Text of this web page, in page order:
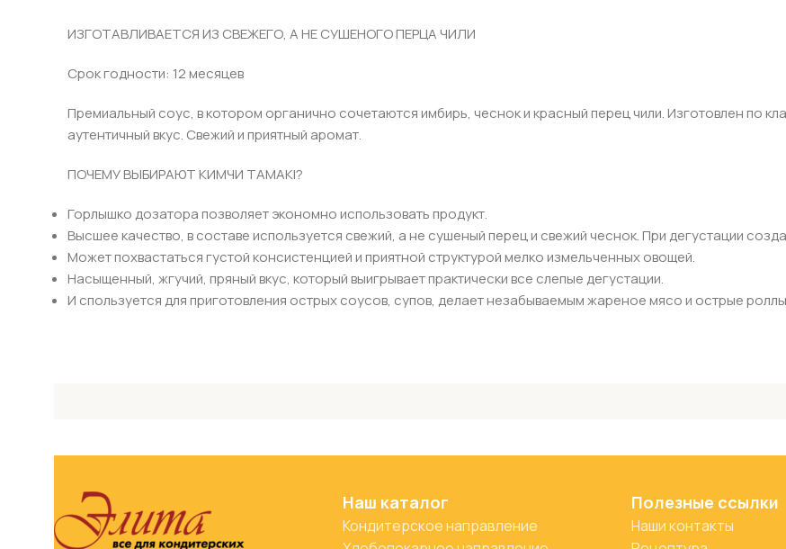
ИЗГОТАВЛИВАЕТСЯ ИЗ СВЕЖЕГО, А НЕ СУШЕНОГО ПЕРЦА ЧИЛИ
Срок годности: 12 месяцев
Премиальный соус, в котором органично сочетаются имбирь, чеснок и красный перец чили. Изготовлен по
аутентичный вкус. Свежий и приятный аромат.
ПОЧЕМУ ВЫБИРАЮТ КИМЧИ TAMAKI?
Горлышко дозатора позволяет экономно использовать продукт.
Высшее качество, в составе используется свежий, а не сушеный перец и свежий чеснок. При дегустации
Может похвастаться густой консистенцией и приятной структурой мелко измельченных овощей.
Насыщенный, жгучий, пряный вкус, который выигрывает практически все слепые дегустации.
И спользуется для приготовления острых соусов, супов, делает незабываемым жареное мясо и острые
Наш каталог
Кондитерское направление
Полезные ссылки
Наши контакты